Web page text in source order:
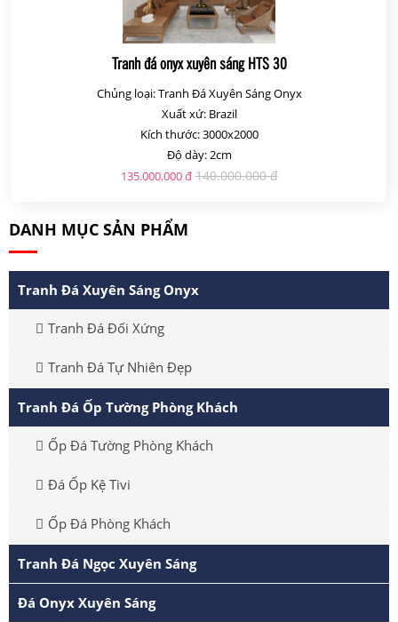
Tranh đá onyx xuyên sáng HTS 30
Chủng loại: Tranh Đá Xuyên Sáng Onyx
Xuất xứ: Brazil
Kích thước: 3000x2000
Độ dày: 2cm
135.000.000 đ 140.000.000 đ
DANH MỤC SẢN PHẨM
Tranh Đá Xuyên Sáng Onyx
Tranh Đá Đối Xứng
Tranh Đá Tự Nhiên Đẹp
Tranh Đá Ốp Tường Phòng Khách
Ốp Đá Tường Phòng Khách
Đá Ốp Kệ Tivi
Ốp Đá Phòng Khách
Tranh Đá Ngọc Xuyên Sáng
Đá Onyx Xuyên Sáng